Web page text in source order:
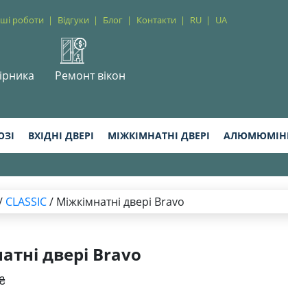
роботи Відгуки Блог Контакти RU UA
Ремонт вікон
ВХІДНІ ДВЕРІ МІЖКІМНАТНІ ДВЕРІ
CLASSIC/ Міжкімнатні двері Bravo
двері Bravo
Діапазон